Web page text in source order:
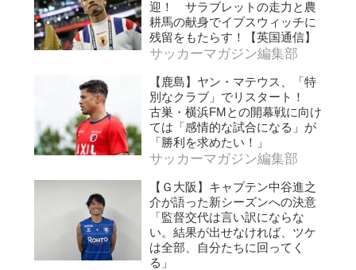
迎！ サラブレットの走力と農
耕馬の献身でイプスウィッチに
残留をもたらす！【英国通信】
サッカーマガジン編集部
【鹿島】ヤン・マテウス、「特
別なクラブ」でリスタート！
古巣・横浜FMとの開幕戦に向け
ては「感情的な試合になる」が
「勝利を求めたい！」
サッカーマガジン編集部
【Ｇ大阪】キャプテン中谷進之
介が語った新シーズンへの決意
「監督交代は言い訳にならな
い。結果が出せなければ、ツケ
は全部、自分たちに回ってく
る」